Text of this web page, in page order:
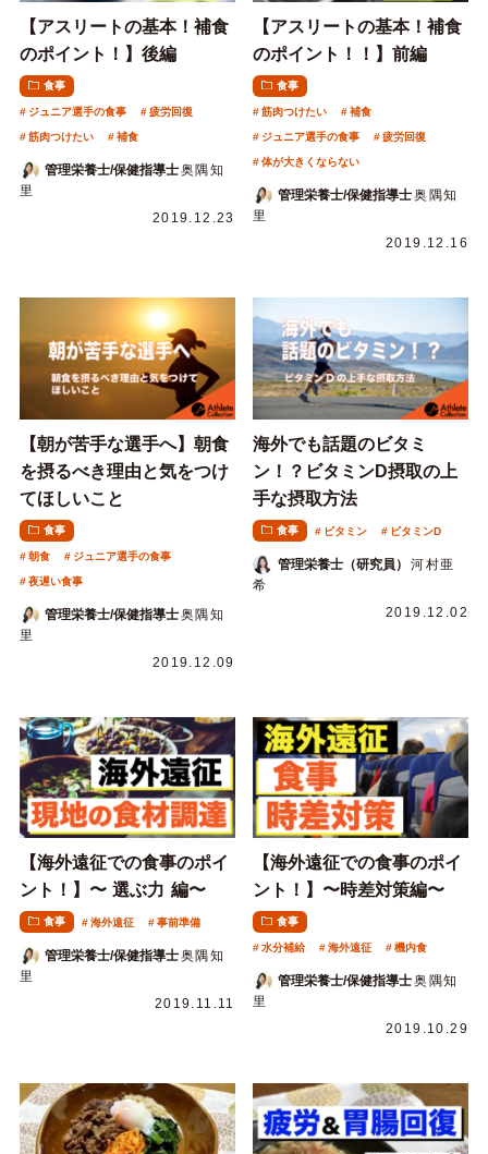
【アスリートの基本！補食
のポイント！】後編
食事
ジュニア選手の食事 疲労回復
筋肉つけたい 補食
管理栄養士/保健指導士奥隅知
里
2019.12.23
【アスリートの基本！補食
のポイント！！】前編
食事
筋肉つけたい 補食
ジュニア選手の食事 疲労回復
体が大きくならない
管理栄養士/保健指導士奥隅知
里
2019.12.16
【朝が苦手な選手へ】朝食
を摂るべき理由と気をつけ
てほしいこと
食事
朝食 ジュニア選手の食事
夜遅い食事
管理栄養士/保健指導士奥隅知
里
2019.12.09
海外でも話題のビタミ
ン！？ビタミンD摂取の上
手な摂取方法
食事 ビタミン ビタミンD
管理栄養士（研究員）
河村亜
希
2019.12.02
【海外遠征での食事のポイ
ント！】〜 選ぶ力 編〜
食事 海外遠征 事前準備
管理栄養士/保健指導士奥隅知
里
2019.11.11
【海外遠征での食事のポイ
ント！】〜時差対策編〜
食事
水分補給 海外遠征 機内食
管理栄養士/保健指導士奥隅知
里
2019.10.29